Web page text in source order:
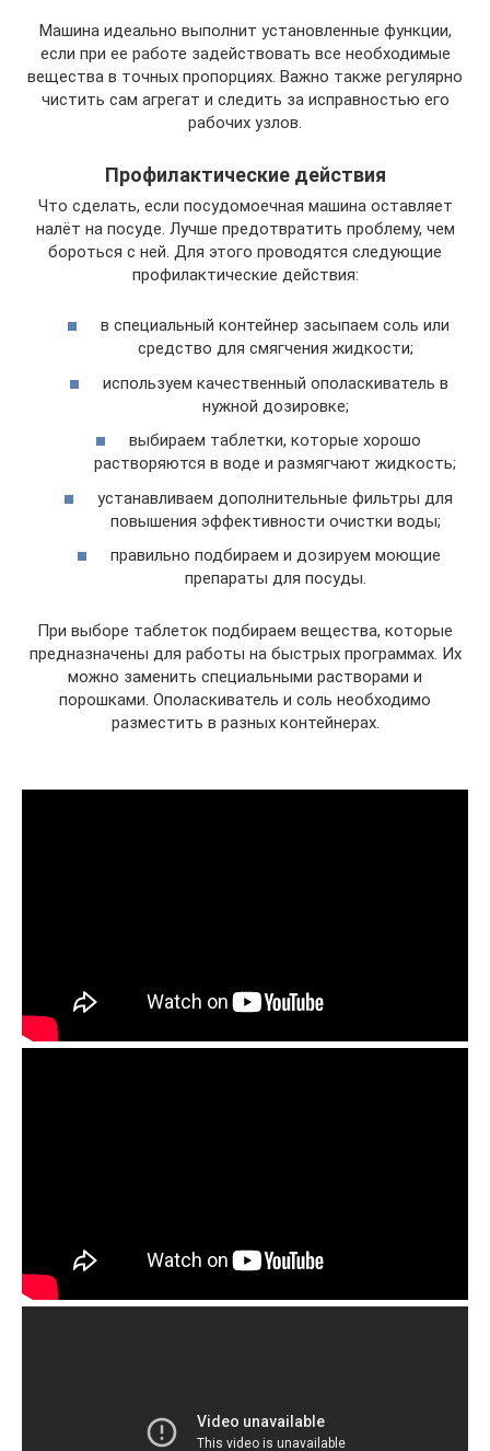
Машина идеально выполнит установленные функции,
если при ее работе задействовать все необходимые
вещества в точных пропорциях. Важно также регулярно
чистить сам агрегат и следить за исправностью его
рабочих узлов.
Профилактические действия
Что сделать, если посудомоечная машина оставляет
налёт на посуде. Лучше предотвратить проблему, чем
бороться с ней. Для этого проводятся следующие
профилактические действия:
в специальный контейнер засыпаем соль или
средство для смягчения жидкости;
используем качественный ополаскиватель в
нужной дозировке;
выбираем таблетки, которые хорошо
растворяются в воде и размягчают жидкость;
устанавливаем дополнительные фильтры для
повышения эффективности очистки воды;
правильно подбираем и дозируем моющие
препараты для посуды.
При выборе таблеток подбираем вещества, которые
предназначены для работы на быстрых программах. Их
можно заменить специальными растворами и
порошками. Ополаскиватель и соль необходимо
разместить в разных контейнерах.